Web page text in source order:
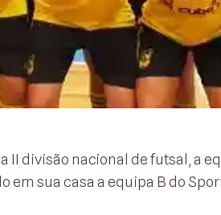
II divisão nacional de futsal, a
sua casa a equipa B do